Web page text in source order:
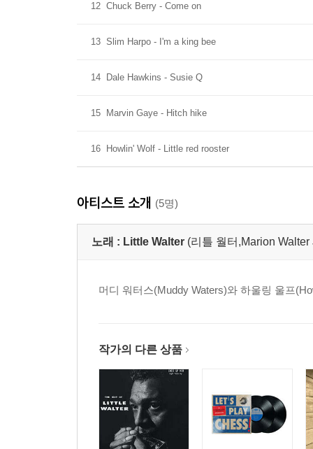
12 Chuck Berry - Come on
13 Slim Harpo - I'm a king bee
14 Dale Hawkins - Susie Q
15 Marvin Gaye - Hitch hike
16 Howlin' Wolf - Little red rooster
아티스트 소개 (5명)
노래 : Little Walter (리틀 월터,Marion Walter
머디 워터스(Muddy Waters)와 하울링 울프
작가의 다른 상품